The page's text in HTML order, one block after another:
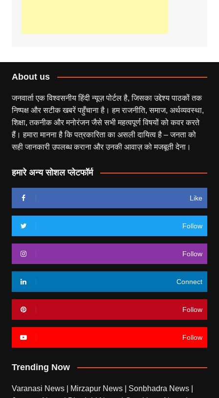
About us
जनवार्ता एक विश्वसनीय हिंदी न्यूज़ पोर्टल है, जिसका उद्देश्य पाठकों तक
निष्पक्ष और सटीक खबरें पहुँचाना है। हम राजनीति, समाज, अर्थव्यवस्था,
शिक्षा, तकनीक और मनोरंजन जैसे सभी महत्वपूर्ण विषयों को कवर करते
हैं। हमारा मानना है कि पत्रकारिता का असली दायित्व है – जनता को
सही जानकारी उपलब्ध कराना और उनकी आवाज़ को मजबूती देना।
हमारे अन्य सोशल प्लेटफॉर्म
Like
Follow
Follow
Connect
Follow
Follow
Trending Now
Varanasi News Mirzapur News Sonbhadra News